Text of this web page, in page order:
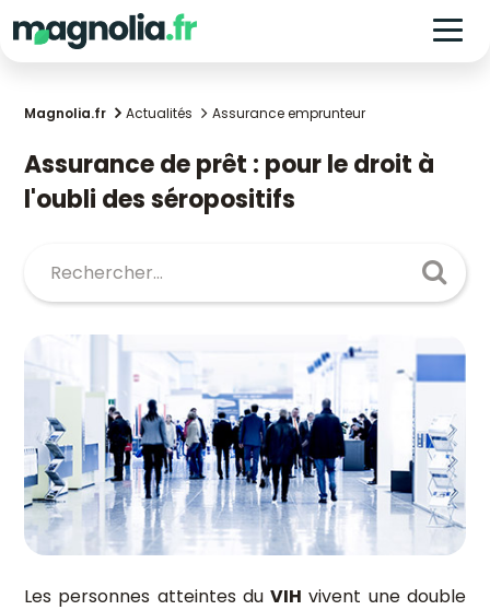
Magnolia.fr Actualités Assurance emprunteur
Assurance de prêt : pour le droit à
l'oubli des séropositifs
Les personnes atteintes duVIH vivent une double